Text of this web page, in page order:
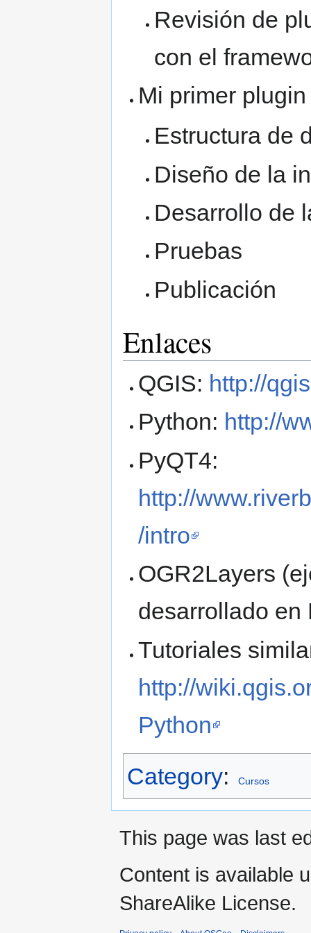
Revisión de
con el
Mi primer
Estructura de
Diseño de la
Desarrollo de
Pruebas
Publicación
Enlaces
QGIS: http://
Python: http://
PyQT4:
http://
/intro
OGR2Layers
desarrollado
Tutoriales
http://
Python
Category: Cursos
This page was last
Content is available
ShareAlike License.